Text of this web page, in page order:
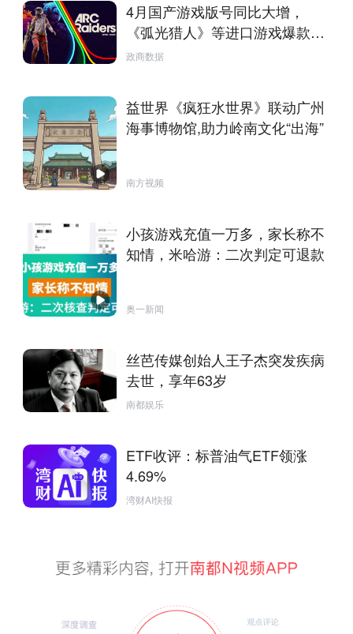
4月国产游戏版号同比大增，
《弧光猎人》等进口游戏爆款过
审
政商数据
益世界《疯狂水世界》联动广州
海事博物馆,助力岭南文化“出海”
南方视频
小孩游戏充值一万多，家长称不
知情，米哈游：二次判定可退款
奥一新闻
丝芭传媒创始人王子杰突发疾病
去世，享年63岁
南都娱乐
ETF收评：标普油气ETF领涨
4.69%
湾财AI快报